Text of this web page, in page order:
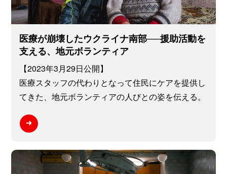
医療が崩壊したウクライナ南部──援助活動を
支える、地元ボランティア
【2023年3月29日公開】
医療スタッフの代わりとなって住民にケアを提供し
てきた、地元ボランティアの人びとの姿を伝える。